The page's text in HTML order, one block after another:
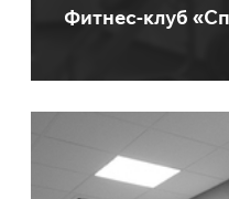
Фитнес-клуб